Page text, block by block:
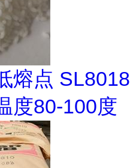
熔点 SL8018
度80-100度